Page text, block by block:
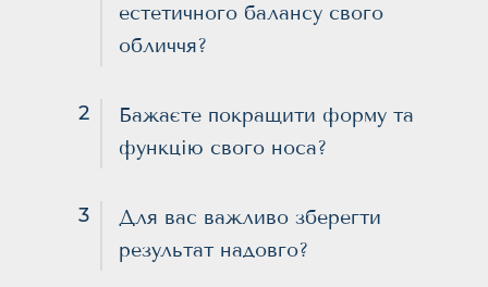
естетичного балансу свого
обличчя?
2
Бажаєте покращити форму та
функцію свого носа?
3
Для вас важливо зберегти
результат надовго?